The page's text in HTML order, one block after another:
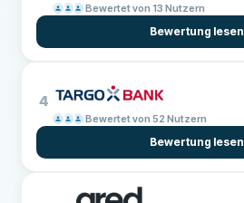
Bewertet von 13 Nutzern
Bewertung lesen
4
Bewertet von 52 Nutzern
Bewertung lesen